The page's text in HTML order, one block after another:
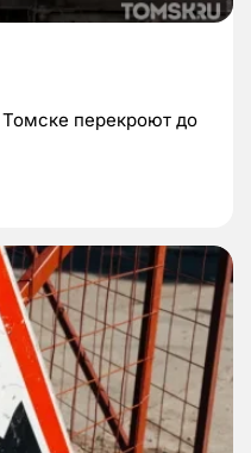
перекроют до